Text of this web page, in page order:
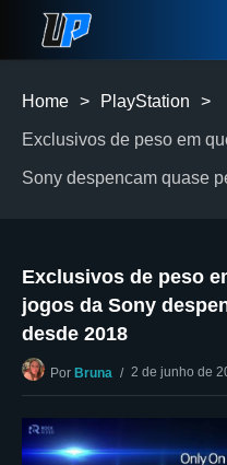
Home > PlayStation >
Exclusivos de peso em
Sony despencam quase
Exclusivos de peso
jogos da Sony
desde 2018
Por Bruna 2 de junho de